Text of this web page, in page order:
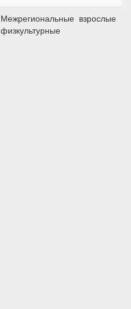
Межрегиональные
физкультурные
взрослые